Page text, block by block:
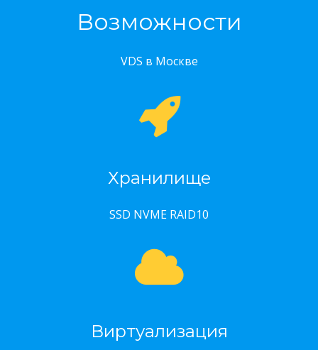
Возможности
VDS в Москве
Хранилище
SSD NVME RAID10
Виртуализация